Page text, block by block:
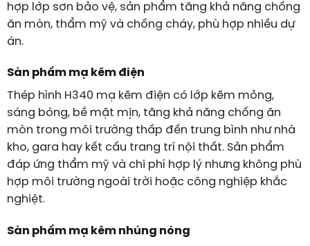
hợp lớp sơn bảo vệ, sản phẩm tăng khả năng chống
ăn mòn, thẩm mỹ và chống cháy, phù hợp nhiều dự
án.
Sản phẩm mạ kẽm điện
Thép hình H340 mạ kẽm điện có lớp kẽm mỏng,
sáng bóng, bề mặt mịn, tăng khả năng chống ăn
mòn trong môi trường thấp đến trung bình như nhà
kho, gara hay kết cấu trang trí nội thất. Sản phẩm
đáp ứng thẩm mỹ và chi phí hợp lý nhưng không phù
hợp môi trường ngoài trời hoặc công nghiệp khắc
nghiệt.
Sản phẩm mạ kẽm nhúng nóng